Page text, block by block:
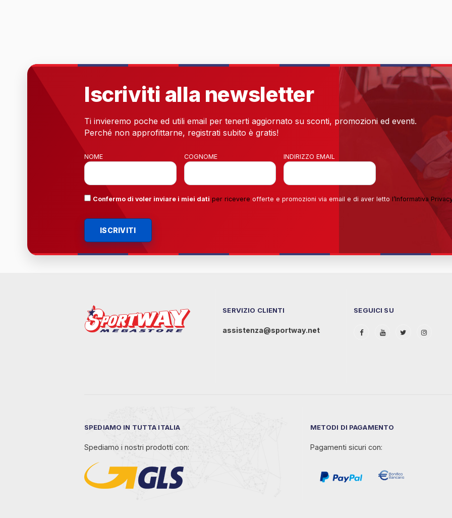
Iscriviti alla newsletter
Ti invieremo poche ed utili email per tenerti aggiornato su sconti, promozioni ed eventi.
Perché non approfittarne, registrati subito è gratis!
NOME COGNOME INDIRIZZO EMAIL
Confermo di voler inviare i miei dati per ricevere offerte e promozioni via email e di aver letto l’Informativa Privacy
ISCRIVITI
SERVIZIO CLIENTI
assistenza@sportway.net
SEGUICI SU
SPEDIAMO IN TUTTA ITALIA
Spediamo i nostri prodotti con:
METODI DI PAGAMENTO
Pagamenti sicuri con: